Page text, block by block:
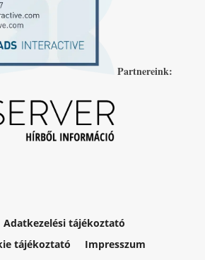
Partnereink:
Adatkezelési tájékoztató
tájékoztató
Impresszum